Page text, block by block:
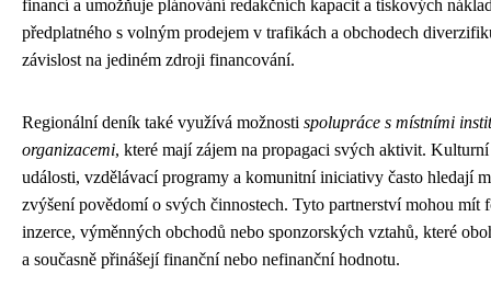
financí a umožňuje plánování redakčních kapacit a tiskových
předplatného s volným prodejem v trafikách a obchodech
závislost na jediném zdroji financování.
Regionální deník také využívá možnosti spolupráce s místními
organizacemi, které mají zájem na propagaci svých aktivit.
události, vzdělávací programy a komunitní iniciativy často hledají
zvýšení povědomí o svých činnostech. Tyto partnerství mohou mít
inzerce, výměnných obchodů nebo sponzorských vztahů, které
a současně přinášejí finanční nebo nefinanční hodnotu.